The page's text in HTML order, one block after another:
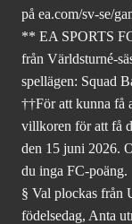
på ea.com/sv-se/
** EA SPORTS
från Världsturné-
spellägen: Squad
††För att kunna få
villkoren för att få
den 15 juni 2026.
du inga FC-poäng.
§ Val plockas från
födelsedag, Anta